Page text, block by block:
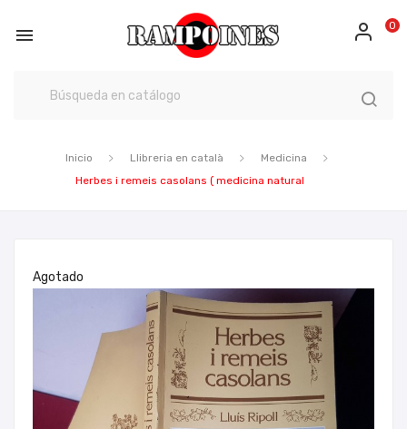
 0
Inicio Llibreria en català
Medicina
Herbes i remeis casolans ( medicina natural
Agotado